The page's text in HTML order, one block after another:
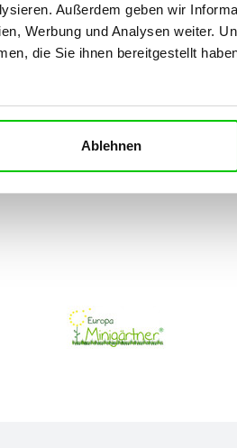
Außerdem geben wir
Werbung und Analysen weiter.
die Sie ihnen bereitgestellt
Ablehnen